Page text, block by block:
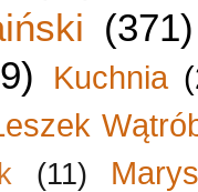
(371)
Kuchnia
(11)